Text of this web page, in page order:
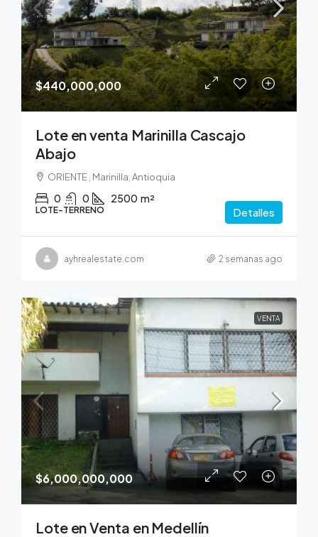
$440,000,000
Lote en venta Marinilla Cascajo
Abajo
ORIENTE , Marinilla, Antioquia
0 0 2500 m²
LOTE-TERRENO Detalles
ayhrealestate.com 2 semanas ago
VENTA
$6,000,000,000
Lote en Venta en Medellín